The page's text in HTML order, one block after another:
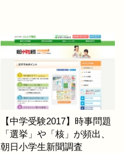
【中学受験2017】時事問題
「選挙」や「核」が頻出、
朝日小学生新聞調査